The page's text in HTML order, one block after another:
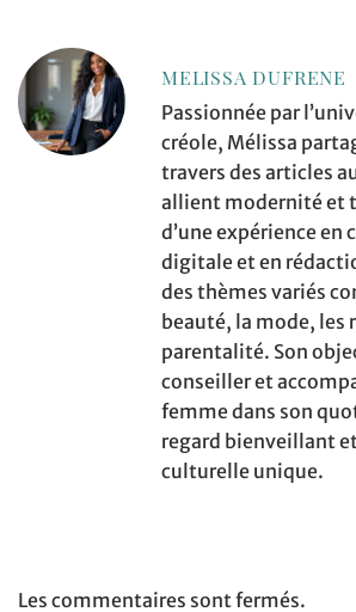
MELISSA DUFRENE
Passionnée par
créole, Mélissa
travers des articles
allient modernité et
d’une expérience
digitale et en
des thèmes variés
beauté, la mode, les
parentalité. Son
conseiller et
femme dans son
regard bienveillant
culturelle unique.
Les commentaires sont fermés.